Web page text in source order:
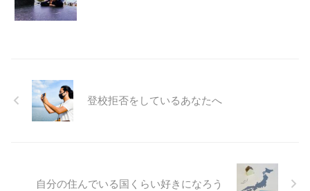
登校拒否をしているあなたへ
自分の住んでいる国くらい好きになろう